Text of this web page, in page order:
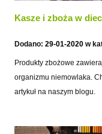
Kasze i zboża w
Dodano: 29-01-2020 w
Produkty zbożowe
organizmu niemowlaka.
artykuł na naszym blogu.